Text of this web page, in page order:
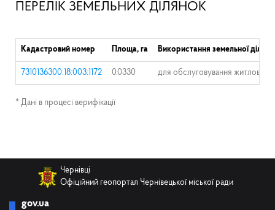
ПЕРЕЛІК ЗЕМЕЛЬНИХ ДІЛЯНОК
Кадастровий номер Площа, га Використання земельної
7310136300:18:003:1172 0.0330 для обслуговування
* Дані в процесі верифікації
Чернівці
Офіційний геопортал Чернівецької міської ради
gov.ua